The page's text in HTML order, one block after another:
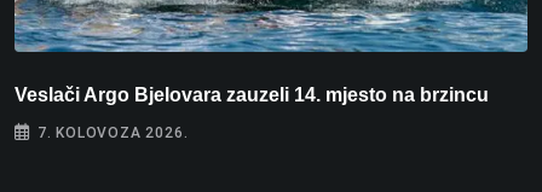
Veslači Argo Bjelovara zauzeli 14. mjesto na brzincu
7. KOLOVOZA 2026.